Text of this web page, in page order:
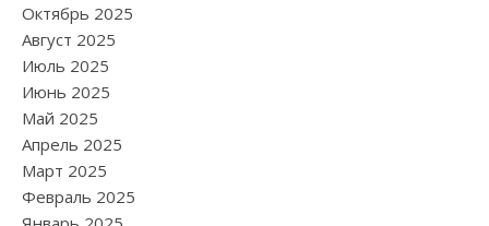
Октябрь 2025
Август 2025
Июль 2025
Июнь 2025
Май 2025
Апрель 2025
Март 2025
Февраль 2025